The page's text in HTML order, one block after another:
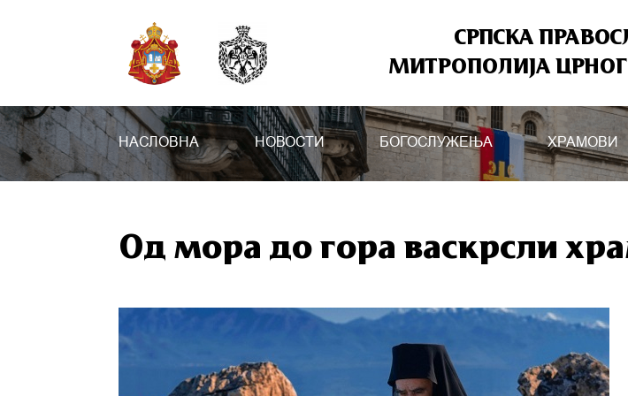
СРПСКА
МИТРОПОЛИЈА
НАСЛОВНА НОВОСТИ БОГОСЛУЖЕЊА ХРАМОВИ
Од мора до гора васкрсли